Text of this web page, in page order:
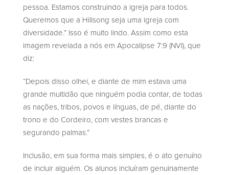
pessoa. Estamos construindo a igreja para todos.
Queremos que a Hillsong seja uma igreja com
diversidade.” Isso é muito lindo. Assim como esta
imagem revelada a nós em Apocalipse 7:9 (NVI), que
diz:
“Depois disso olhei, e diante de mim estava uma
grande multidão que ninguém podia contar, de todas
as nações, tribos, povos e línguas, de pé, diante do
trono e do Cordeiro, com vestes brancas e
segurando palmas.”
Inclusão, em sua forma mais simples, é o ato genuíno
de incluir alguém. Os alunos incluíram genuinamente